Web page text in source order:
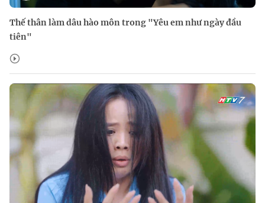
Thế thân làm dâu hào môn trong "Yêu em như ngày đầu
tiên"